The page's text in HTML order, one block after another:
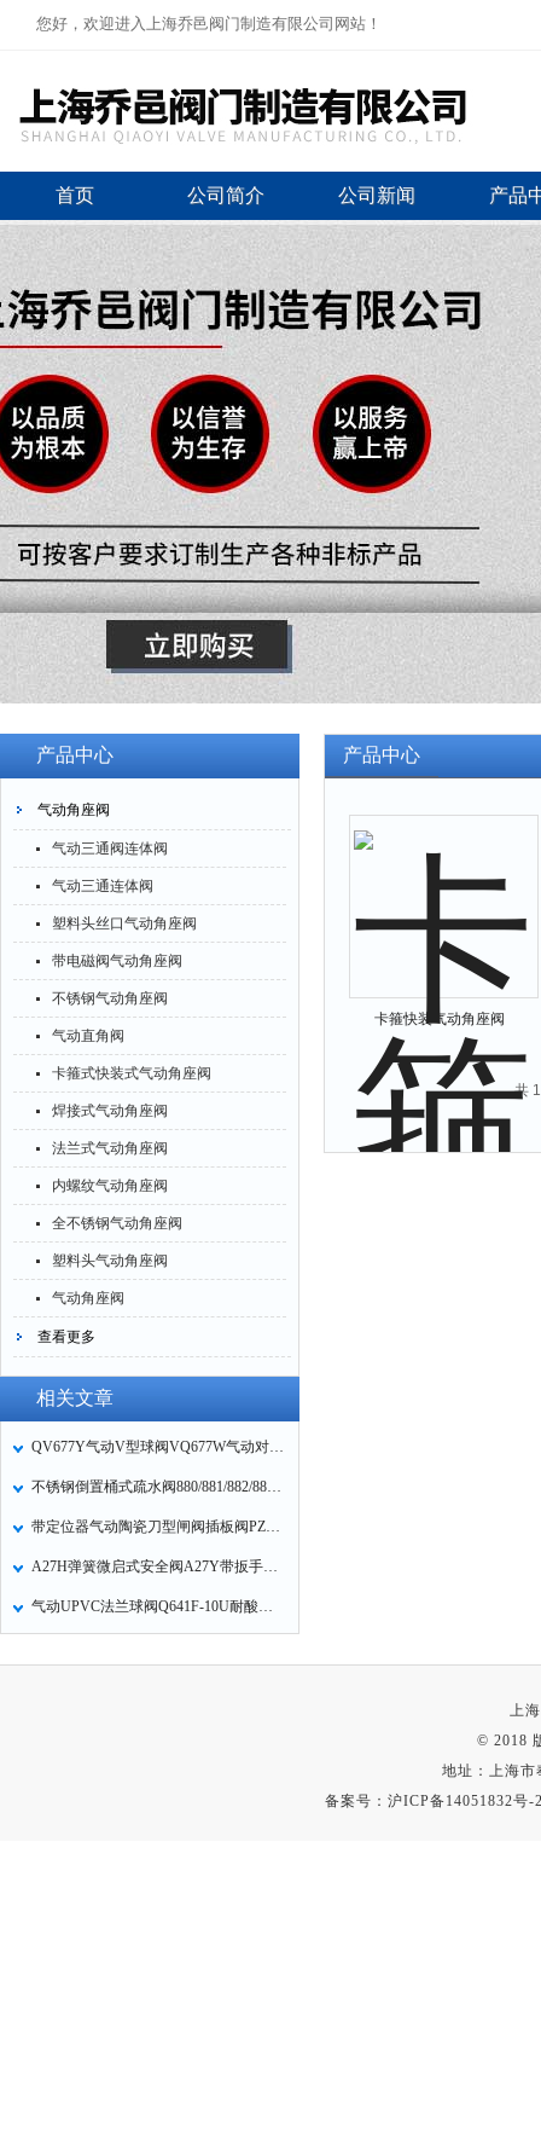
您好，欢迎进入上海乔邑阀门制造有限公司网站！
首页 公司简介 公司新闻 产品
产品中心
气动角座阀
气动三通阀连体阀
气动三通连体阀
塑料头丝口气动角座阀
带电磁阀气动角座阀
不锈钢气动角座阀
气动直角阀
卡箍式快装式气动角座阀
焊接式气动角座阀
法兰式气动角座阀
内螺纹气动角座阀
全不锈钢气动角座阀
塑料头气动角座阀
气动角座阀
查看更多
相关文章
QV677Y气动V型球阀VQ677W气动对夹式V型球阀QV677F防爆气动V形球阀的特点
不锈钢倒置桶式疏水阀880/881/882/883倒吊桶式疏水阀原理
带定位器气动陶瓷刀型闸阀插板阀PZ673TC气动调节型陶瓷刀闸阀特点
A27H弹簧微启式安全阀A27Y带扳手弹簧微启式安全阀永一安全阀的特点
气动UPVC法兰球阀Q641F-10U耐酸碱气动硬聚氯乙烯切断球阀特点
产品中心
卡箍快装气动角座阀
共
上
© 2018
地址：上海市
备案号：沪ICP备14051832号-